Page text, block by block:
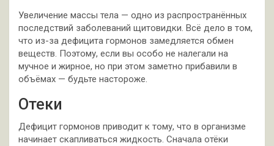
Увеличение массы тела — одно из распространённых
последствий заболеваний щитовидки. Всё дело в том,
что из-за дефицита гормонов замедляется обмен
веществ. Поэтому, если вы особо не налегали на
мучное и жирное, но при этом заметно прибавили в
объёмах — будьте настороже.
Отеки
Дефицит гормонов приводит к тому, что в организме
начинает скапливаться жидкость. Сначала отёки